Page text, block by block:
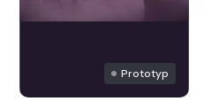
Prototyp